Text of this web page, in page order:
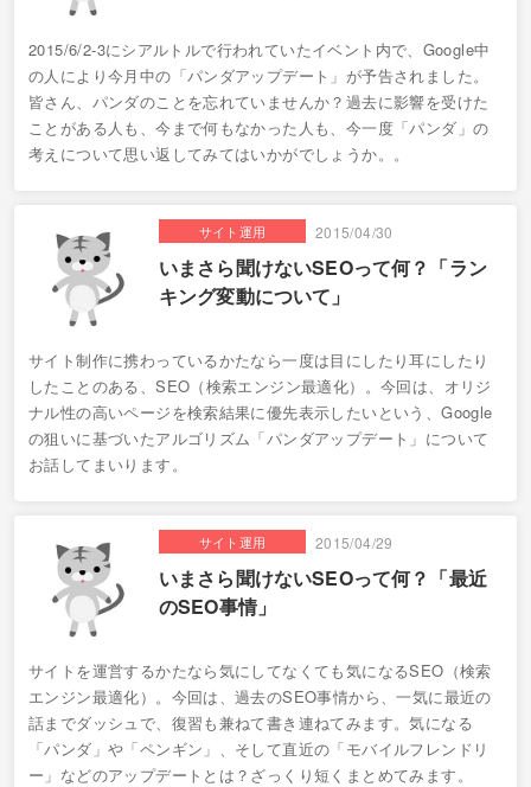
2015/6/2-3にシアルトルで行われていたイベント内で、Google中
の人により今月中の「パンダアップデート」が予告されました。
皆さん、パンダのことを忘れていませんか？過去に影響を受けた
ことがある人も、今まで何もなかった人も、今一度「パンダ」の
考えについて思い返してみてはいかがでしょうか。。
サイト運用 2015/04/30
いまさら聞けないSEOって何？「ラン
キング変動について」
サイト制作に携わっているかたなら一度は目にしたり耳にしたり
したことのある、SEO（検索エンジン最適化）。今回は、オリジ
ナル性の高いページを検索結果に優先表示したいという、Google
の狙いに基づいたアルゴリズム「パンダアップデート」について
お話してまいります。
サイト運用 2015/04/29
いまさら聞けないSEOって何？「最近
のSEO事情」
サイトを運営するかたなら気にしてなくても気になるSEO（検索
エンジン最適化）。今回は、過去のSEO事情から、一気に最近の
話までダッシュで、復習も兼ねて書き連ねてみます。気になる
「パンダ」や「ペンギン」、そして直近の「モバイルフレンドリ
ー」などのアップデートとは？ざっくり短くまとめてみます。